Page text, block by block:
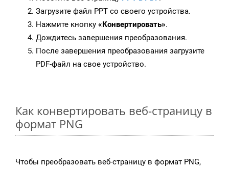
Загрузите файл PPT со своего устройства.
Нажмите кнопку «Конвертировать».
Дождитесь завершения преобразования.
После завершения преобразования загрузите
PDF-файл на свое устройство.
Как конвертировать веб-страницу в
формат PNG
Чтобы преобразовать веб-страницу в формат PNG,